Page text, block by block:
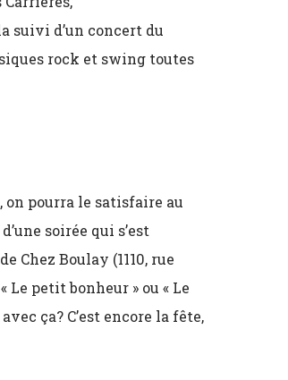
suivi d’un concert du
rock et swing toutes
on pourra le satisfaire au
soirée qui s’est
Chez Boulay (1110, rue
Le petit bonheur » ou « Le
ça? C’est encore la fête,